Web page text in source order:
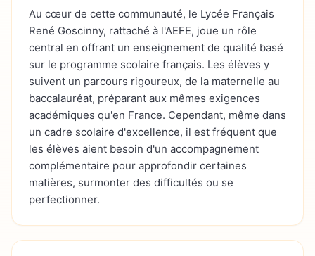
Au cœur de cette communauté, le Lycée Français
René Goscinny, rattaché à l'AEFE, joue un rôle
central en offrant un enseignement de qualité basé
sur le programme scolaire français. Les élèves y
suivent un parcours rigoureux, de la maternelle au
baccalauréat, préparant aux mêmes exigences
académiques qu'en France. Cependant, même dans
un cadre scolaire d'excellence, il est fréquent que
les élèves aient besoin d'un accompagnement
complémentaire pour approfondir certaines
matières, surmonter des difficultés ou se
perfectionner.